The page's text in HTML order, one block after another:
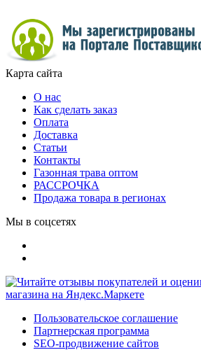
Карта сайта
О нас
Как сделать заказ
Оплата
Доставка
Статьи
Контакты
Газонная трава оптом
РАССРОЧКА
Продажа товара в регионах
Мы в соцсетях
Пользовательское соглашение
Партнерская программа
SEO-продвижение сайтов